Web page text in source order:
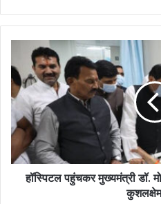
हॉस्पिटल पहुंचकर मुख्यमंत्री डॉ.